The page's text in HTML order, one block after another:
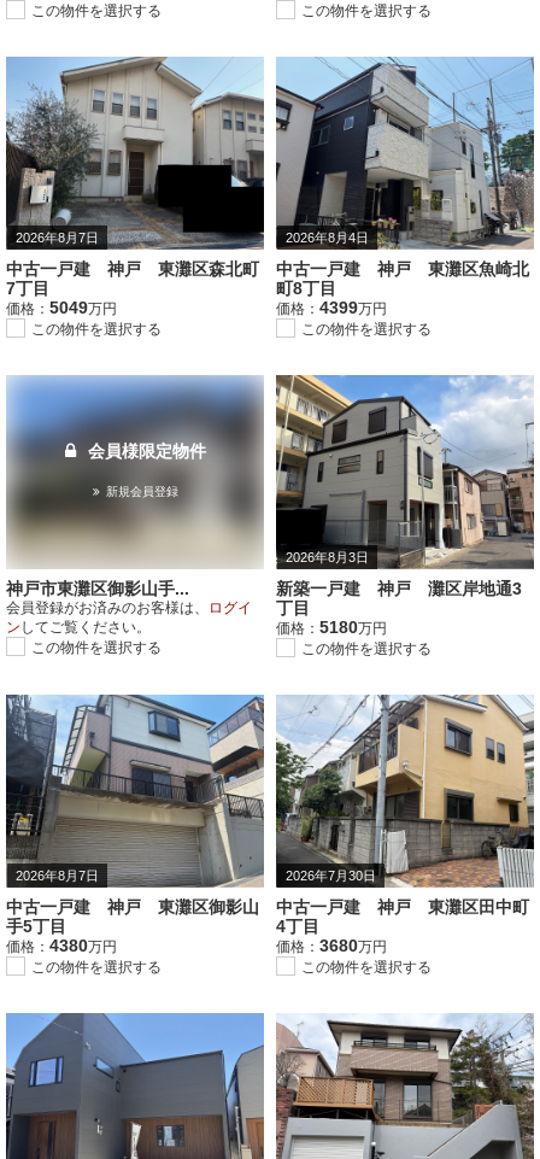
この物件を選択する
この物件を選択する
2026年8月7日
中古一戸建 神戸 東灘区森北町
7丁目
価格： 5049万円
この物件を選択する
2026年8月4日
中古一戸建 神戸 東灘区魚崎北
町8丁目
価格： 4399万円
この物件を選択する
会員様限定物件
新規会員登録
神戸市東灘区御影山手...
会員登録がお済みのお客様は、
ログイ
ン してご覧ください。
この物件を選択する
2026年8月3日
新築一戸建 神戸 灘区岸地通3
丁目
価格： 5180万円
この物件を選択する
2026年8月7日
中古一戸建 神戸 東灘区御影山
手5丁目
価格： 4380万円
この物件を選択する
2026年7月30日
中古一戸建 神戸 東灘区田中町
4丁目
価格： 3680万円
この物件を選択する